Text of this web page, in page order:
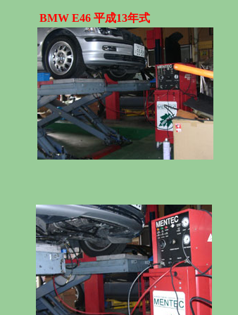
BMW E46 平成13年式